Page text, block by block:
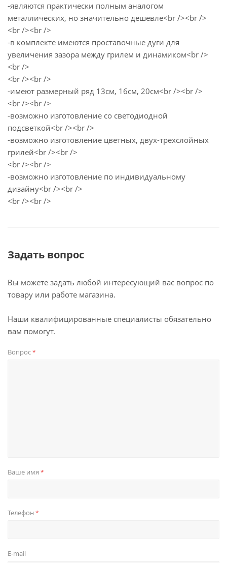
-являются практически полным аналогом
металлических, но значительно дешевле<br /><br />
<br /><br />
-в комплекте имеются проставочные дуги для
увеличения зазора между грилем и динамиком<br />
<br />
<br /><br />
-имеют размерный ряд 13см, 16см, 20см<br /><br />
<br /><br />
-возможно изготовление со светодиодной
подсветкой<br /><br />
-возможно изготовление цветных, двух-трехслойных
грилей<br /><br />
<br /><br />
-возможно изготовление по индивидуальному
дизайну<br /><br />
<br /><br />
Задать вопрос
Вы можете задать любой интересующий вас вопрос по
товару или работе магазина.
Наши квалифицированные специалисты обязательно
вам помогут.
Вопрос*
Ваше имя *
Телефон *
E-mail